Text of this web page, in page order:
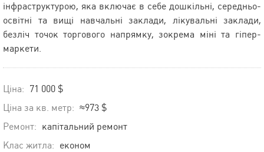
інфраструктурою, яка включає в себе дошкільні, середньо-
освітні та вищі навчальні заклади, лікувальні заклади,
безліч точок торгового напрямку, зокрема міні та гіпер-
маркети.
Ціна: 71 000 $
Ціна за кв. метр: ≈973 $
Ремонт: капітальний ремонт
Клас житла: економ